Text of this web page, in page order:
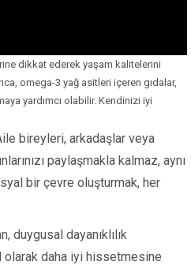
dikkat ederek yaşam kalitelerini
omega-3 yağ asitleri içeren gıdalar,
yardımcı olabilir. Kendinizi iyi
bireyleri, arkadaşlar veya
paylaşmakla kalmaz, aynı
bir çevre oluşturmak, her
duygusal dayanıklılık
olarak daha iyi hissetmesine
Rehberi